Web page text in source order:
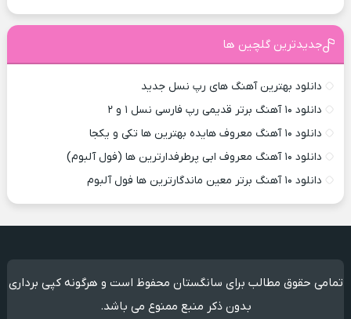
جدیدترین گلچین ها
دانلود بهترین آهنگ های رپ نسل جدید
دانلود ۱۰ آهنگ برتر قدیمی رپ فارسی نسل ۱ و ۲
دانلود ۱۰ آهنگ معروف هایده بهترین ها تکی و یکجا
دانلود ۱۰ آهنگ معروف ابی پرطرفدارترین ها (فول آلبوم)
دانلود ۱۰ آهنگ برتر معین ماندگارترین ها فول آلبوم
تمامی حقوق مطالب برای سانگستان محفوظ است و هرگونه کپی برداری
بدون ذکر منبع ممنوع می باشد.